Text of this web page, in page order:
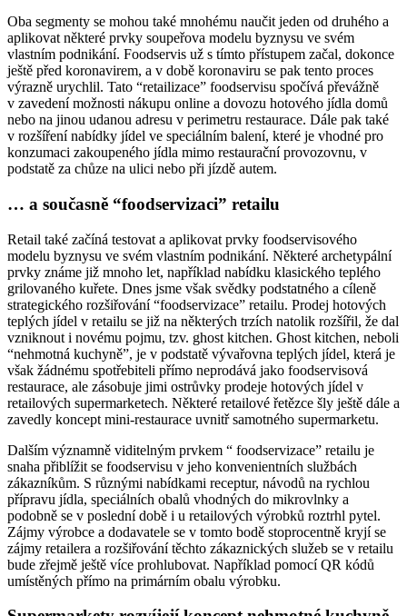
Oba segmenty se mohou také mnohému naučit jeden od druhého a
aplikovat některé prvky soupeřova modelu byznysu ve svém
vlastním podnikání. Foodservis už s tímto přístupem začal, dokonce
ještě před koronavirem, a v době koronaviru se pak tento proces
výrazně urychlil. Tato “retailizace” foodservisu spočívá převážně
v zavedení možnosti nákupu online a dovozu hotového jídla domů
nebo na jinou udanou adresu v perimetru restaurace. Dále pak také
v rozšíření nabídky jídel ve speciálním balení, které je vhodné pro
konzumaci zakoupeného jídla mimo restaurační provozovnu, v
podstatě za chůze na ulici nebo při jízdě autem.
… a současně “foodservizaci” retailu
Retail také začíná testovat a aplikovat prvky foodservisového
modelu byznysu ve svém vlastním podnikání. Některé archetypální
prvky známe již mnoho let, například nabídku klasického teplého
grilovaného kuřete. Dnes jsme však svědky podstatného a cíleně
strategického rozšiřování “foodservizace” retailu. Prodej hotových
teplých jídel v retailu se již na některých trzích natolik rozšířil, že dal
vzniknout i novému pojmu, tzv. ghost kitchen. Ghost kitchen, neboli
“nehmotná kuchyně”, je v podstatě vývařovna teplých jídel, která je
však žádnému spotřebiteli přímo neprodává jako foodservisová
restaurace, ale zásobuje jimi ostrůvky prodeje hotových jídel v
retailových supermarketech. Některé retailové řetězce šly ještě dále a
zavedly koncept mini-restaurace uvnitř samotného supermarketu.
Dalším významně viditelným prvkem “ foodservizace” retailu je
snaha přiblížit se foodservisu v jeho konvenientních službách
zákazníkům. S různými nabídkami receptur, návodů na rychlou
přípravu jídla, speciálních obalů vhodných do mikrovlnky a
podobně se v poslední době i u retailových výrobků roztrhl pytel.
Zájmy výrobce a dodavatele se v tomto bodě stoprocentně kryjí se
zájmy retailera a rozšiřování těchto zákaznických služeb se v retailu
bude zřejmě ještě více prohlubovat. Například pomocí QR kódů
umístěných přímo na primárním obalu výrobku.